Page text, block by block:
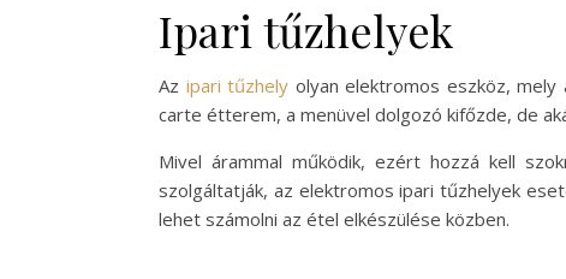
Ipari tűzhelyek
Az ipari tűzhely olyan elektromos eszköz,
carte étterem, a menüvel dolgozó kifőzde, de
Mivel árammal működik, ezért hozzá kell
szolgáltatják, az elektromos ipari tűzhelyek
lehet számolni az étel elkészülése közben.